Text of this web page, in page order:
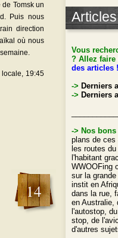
Tomsk un
Puis nous
direction
où nous
locale, 19:45
14
Articles
Vous
? Allez
des articles !
-> Derniers
-> Derniers
-> Nos
plans de ces
les routes
l'habitant
WWOOFing
sur la
instit en
dans la rue,
en Australie,
l'autostop,
stop, de
d'autres